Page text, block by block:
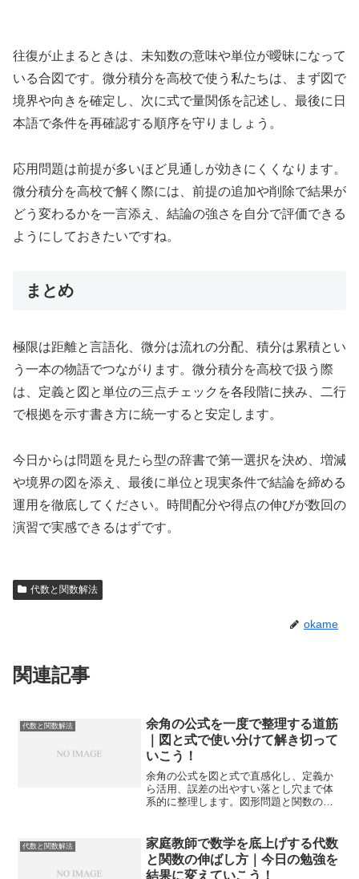
往復が止まるときは、未知数の意味や単位が曖昧になって
いる合図です。微分積分を高校で使う私たちは、まず図で
境界や向きを確定し、次に式で量関係を記述し、最後に日
本語で条件を再確認する順序を守りましょう。
応用問題は前提が多いほど見通しが効きにくくなります。
微分積分を高校で解く際には、前提の追加や削除で結果が
どう変わるかを一言添え、結論の強さを自分で評価できる
ようにしておきたいですね。
まとめ
極限は距離と言語化、微分は流れの分配、積分は累積とい
う一本の物語でつながります。微分積分を高校で扱う際
は、定義と図と単位の三点チェックを各段階に挟み、二行
で根拠を示す書き方に統一すると安定します。
今日からは問題を見たら型の辞書で第一選択を決め、増減
や境界の図を添え、最後に単位と現実条件で結論を締める
運用を徹底してください。時間配分や得点の伸びが数回の
演習で実感できるはずです。
代数と関数解法
okame
関連記事
代数と関数解法
余角の公式を一度で整理する道筋
｜図と式で使い分けて解き切って
いこう！
余角の公式を図と式で直感化し、定義か
ら活用、誤差の出やすい落とし穴まで体
系的に整理します。図形問題と関数の橋
解法と練習用のチェック表も備えます。
代数と関数解法
家庭教師で数学を底上げする代数
と関数の伸ばし方｜今日の勉強を
結果に変えていこう！